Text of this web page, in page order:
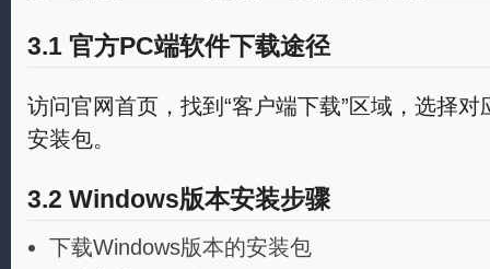
3.1 官方PC端软件下载途径
访问官网首页，找到“客户端下载”区域，选择
安装包。
3.2 Windows版本安装步骤
下载Windows版本的安装包